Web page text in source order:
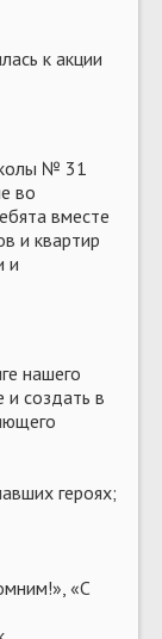
к акции
№ 31
во
вместе
и квартир
и
нашего
и создать в
героях;
«С